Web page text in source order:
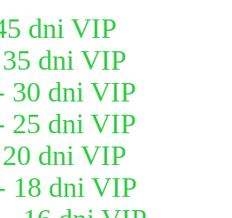
dni VIP
dni VIP
30 dni VIP
25 dni VIP
dni VIP
18 dni VIP